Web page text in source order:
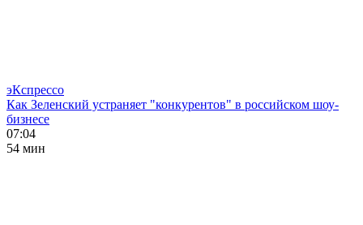
эКспрессо
Как Зеленский устраняет "конкурентов" в российском шоу-
бизнесе
07:04
54 мин